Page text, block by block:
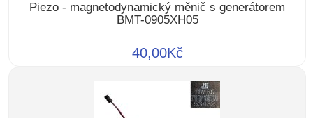
Piezo - magnetodynamický měnič s generátorem
BMT-0905XH05
40,00Kč